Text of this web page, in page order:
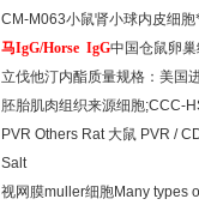
CM-M063小鼠肾小球内皮细
马IgG/Horse IgG中国仓鼠卵
立伐他汀内酯质量规格：美国
胚胎肌肉组织来源细胞;CCC-
PVR Others Rat 大鼠 PVR /
Salt
视网膜muller细胞Many types